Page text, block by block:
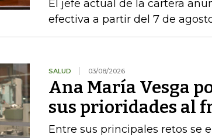
El jefe actual de la cartera
efectiva a partir del 7 de
SALUD 03/08/2026
Ana María Vesga
sus prioridades al
Entre sus principales retos se